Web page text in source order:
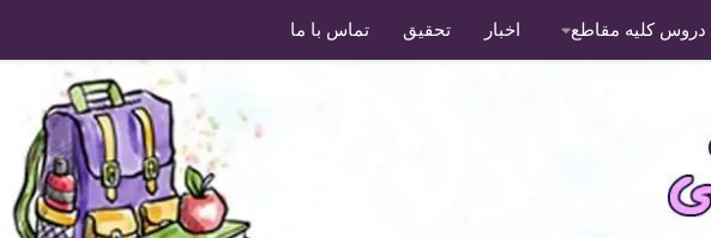
دروس کلیه مقاطع اخبار تحقیق تماس با ما